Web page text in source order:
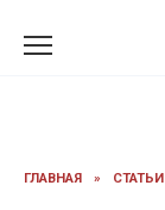
ГЛАВНАЯ » СТАТЬИ